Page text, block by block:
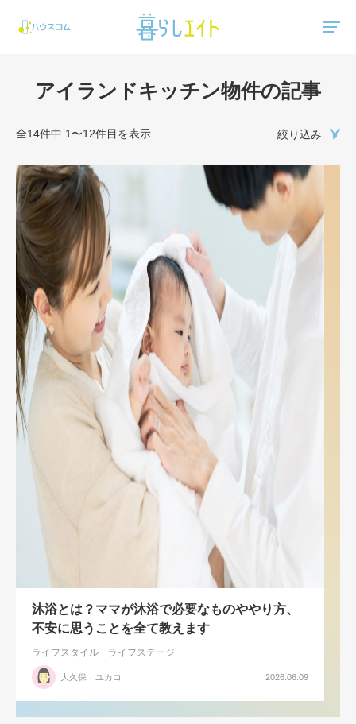
アイランドキッチン物件の記事
全14件中 1〜12件目を表示 絞り込み
沐浴とは？ママが沐浴で必要なものややり方、
不安に思うことを全て教えます
ライフスタイル ライフステージ
大久保 ユカコ 2026.06.09